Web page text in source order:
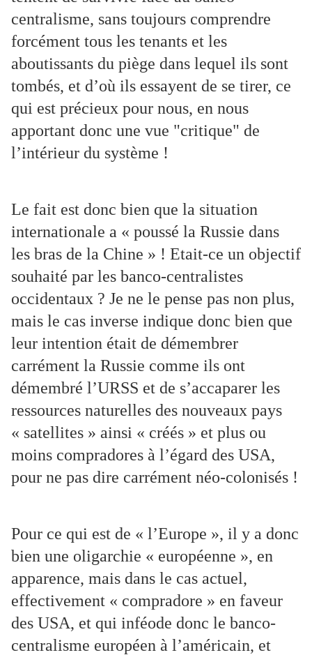
centralisme, sans toujours comprendre
forcément tous les tenants et les
aboutissants du piège dans lequel ils sont
tombés, et d’où ils essayent de se tirer, ce
qui est précieux pour nous, en nous
apportant donc une vue "critique" de
l’intérieur du système !
Le fait est donc bien que la situation
internationale a « poussé la Russie dans
les bras de la Chine » ! Etait-ce un objectif
souhaité par les banco-centralistes
occidentaux ? Je ne le pense pas non plus,
mais le cas inverse indique donc bien que
leur intention était de démembrer
carrément la Russie comme ils ont
démembré l’URSS et de s’accaparer les
ressources naturelles des nouveaux pays
« satellites » ainsi « créés » et plus ou
moins compradores à l’égard des USA,
pour ne pas dire carrément néo-colonisés !
Pour ce qui est de « l’Europe », il y a donc
bien une oligarchie « européenne », en
apparence, mais dans le cas actuel,
effectivement « compradore » en faveur
des USA, et qui inféode donc le banco-
centralisme européen à l’américain, et